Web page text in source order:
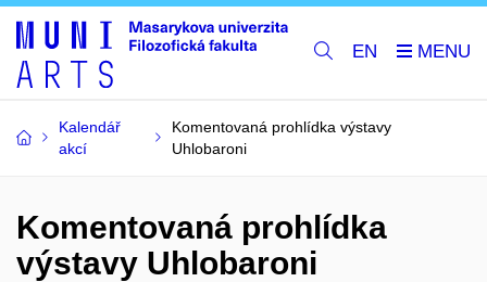
EN
Kalendář
akcí
Komentovaná prohlídka výstavy
Uhlobaroni
Komentovaná prohlídka
výstavy Uhlobaroni